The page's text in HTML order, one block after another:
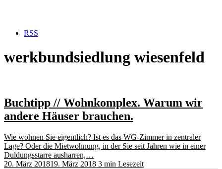
RSS
werkbundsiedlung wiesenfeld
Buchtipp // Wohnkomplex. Warum wir
andere Häuser brauchen.
Wie wohnen Sie eigentlich? Ist es das WG-Zimmer in zentraler
Lage? Oder die Mietwohnung, in der Sie seit Jahren wie in einer
Duldungsstarre ausharren,…
20. März 201819. März 2018 3 min Lesezeit